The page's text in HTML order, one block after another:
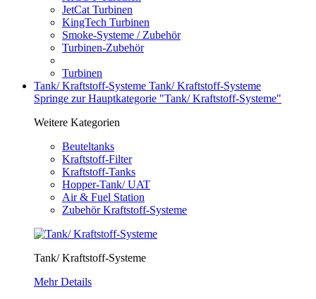
JetCat Turbinen
KingTech Turbinen
Smoke-Systeme / Zubehör
Turbinen-Zubehör
Turbinen
Tank/ Kraftstoff-Systeme Tank/ Kraftstoff-Systeme
Springe zur Hauptkategorie "Tank/ Kraftstoff-Systeme"
Weitere Kategorien
Beuteltanks
Kraftstoff-Filter
Kraftstoff-Tanks
Hopper-Tank/ UAT
Air & Fuel Station
Zubehör Kraftstoff-Systeme
Tank/ Kraftstoff-Systeme
Mehr Details